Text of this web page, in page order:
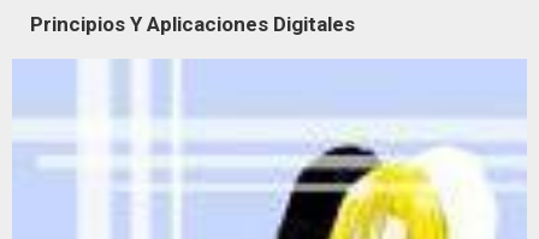
Principios Y Aplicaciones Digitales